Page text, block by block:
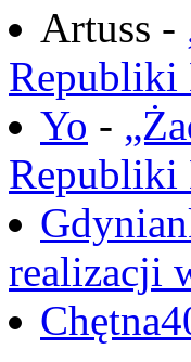
Artuss -
Republiki
Yo -
Republiki
realizacji